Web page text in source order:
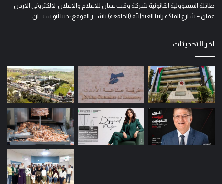
طائلة المسؤولية القانونية شركة وقت عمان للاعلام والاعلان الالكتروني الاردن -
عمان – شارع الملكة رانيا العبدالله (الجامعة) ناشـــر الموقع: دينا أبو سنــــان
اخر التحديثات